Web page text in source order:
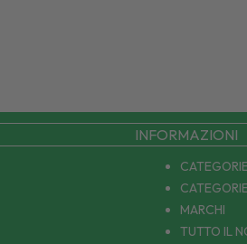
INFORMAZIONI
MARCHI
TUTTO IL